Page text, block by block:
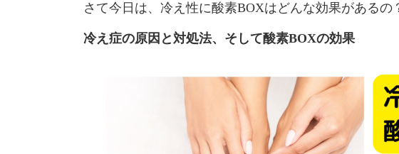
さて今日は、冷え性に酸素BOXはどんな効果があるの
冷え症の原因と対処法、そして酸素BOXの効果